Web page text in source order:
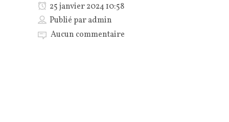
25 janvier 2024 10:58
Publié paradmin
Aucun commentaire